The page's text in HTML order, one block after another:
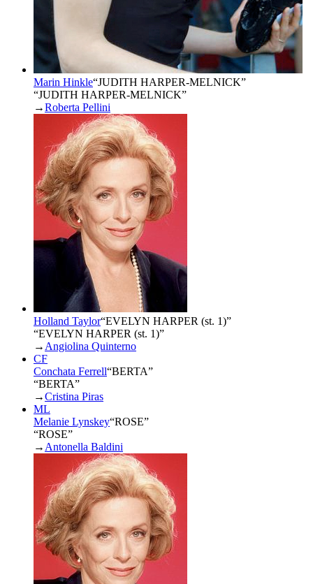
Marin Hinkle“JUDITH HARPER-MELNICK”
“JUDITH HARPER-MELNICK”
→Roberta Pellini
Holland Taylor“EVELYN HARPER (st. 1)”
“EVELYN HARPER (st. 1)”
→ Angiolina Quinterno
CF
Conchata Ferrell“BERTA”
“BERTA”
→Cristina Piras
ML
Melanie Lynskey“ROSE”
“ROSE”
→ Antonella Baldini